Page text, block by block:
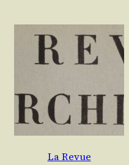
La Revue